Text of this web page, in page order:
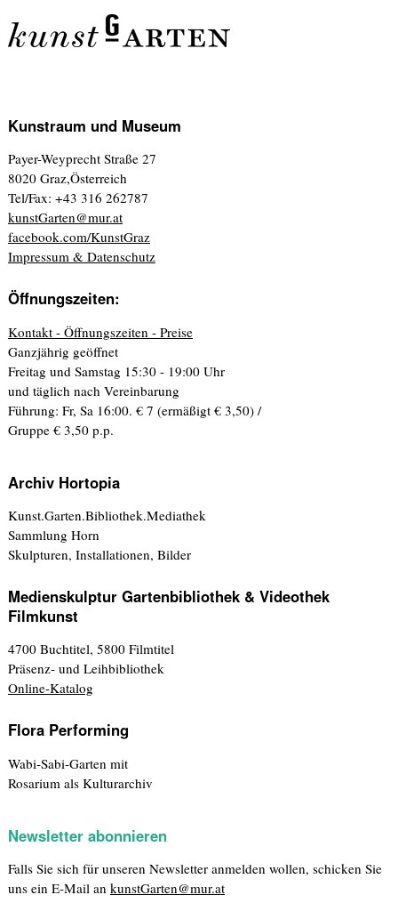
Kunstraum und Museum
Payer-Weyprecht Straße 27
8020 Graz,Österreich
Tel/Fax: +43 316 262787
kunstGarten@mur.at
facebook.com/KunstGraz
Impressum & Datenschutz
Öffnungszeiten:
Kontakt - Öffnungszeiten - Preise
Ganzjährig geöffnet
Freitag und Samstag 15:30 - 19:00 Uhr
und täglich nach Vereinbarung
Führung: Fr, Sa 16:00. € 7 (ermäßigt € 3,50) /
Gruppe € 3,50 p.p.
Archiv Hortopia
Kunst.Garten.Bibliothek.Mediathek
Sammlung Horn
Skulpturen, Installationen, Bilder
Medienskulptur Gartenbibliothek & Videothek
Filmkunst
4700 Buchtitel, 5800 Filmtitel
Präsenz- und Leihbibliothek
Online-Katalog
Flora Performing
Wabi-Sabi-Garten mit
Rosarium als Kulturarchiv
Newsletter abonnieren
Falls Sie sich für unseren Newsletter anmelden wollen, schicken Sie
uns ein E-Mail an kunstGarten@mur.at